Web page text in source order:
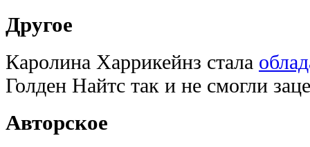
Другое
Каролина Харрикейнз стала
Голден Найтс так и не смогли
Авторское